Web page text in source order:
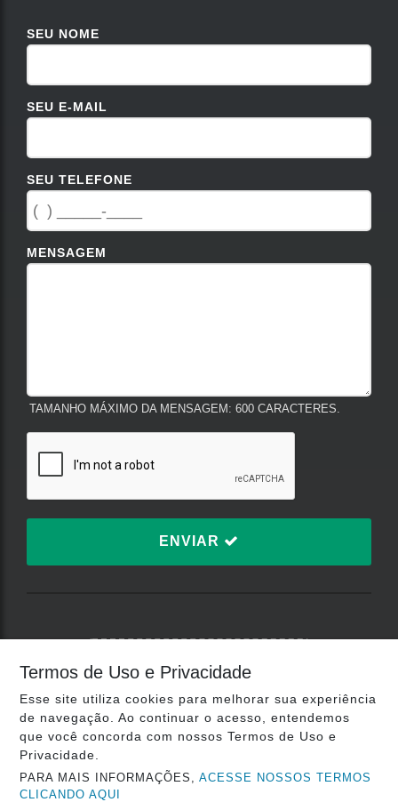
SEU NOME
SEU E-MAIL
SEU TELEFONE
MENSAGEM
TAMANHO MÁXIMO DA MENSAGEM: 600 CARACTERES.
ENVIAR
PRIVACIDADE
Plataforma:
Termos de Uso e Privacidade
Esse site utiliza cookies para melhorar sua experiência
de navegação. Ao continuar o acesso, entendemos
que você concorda com nossos Termos de Uso e
Privacidade.
PARA MAIS INFORMAÇÕES,ACESSE NOSSOS TERMOS
CLICANDO AQUI